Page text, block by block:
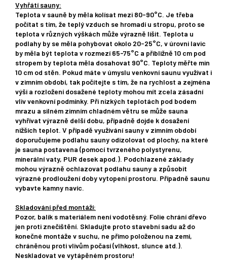
Vyhřátí sauny:
Teplota v sauně by měla kolísat mezi 80-90°C. Je třeba
počítat s tím, že teplý vzduch se hromadí u stropu, proto se
teplota v různých výškách může výrazně lišit. Teplota u
podlahy by se měla pohybovat okolo 20-25°C, v úrovni lavic
by měla být teplota v rozmezí 65-75°C a přibližně 10 cm pod
stropem by teplota měla dosahovat 90°C. Teploty měřte min
10 cm od stěn. Pokud máte v úmyslu venkovní saunu využívat i
v zimním období, tak počítejte s tím, že na rychlost a zejména
výši a rozložení dosažené teploty mohou mít zcela zásadní
vliv venkovní podmínky. Při nízkých teplotách pod bodem
mrazu a silném zimním chladném větru se může sauna
vyhřívat výrazně delší dobu, případně dojde k dosažení
nižších teplot. V případě využívání sauny v zimním období
doporučujeme podlahu sauny odizolovat od plochy, na které
je sauna postavena (pomocí tvrzeného polystyrenu,
minerální vaty, PUR desek apod.). Podchlazené základy
mohou výrazně ochlazovat podlahu sauny a způsobit
výrazné prodloužení doby vytopení prostoru. Případně saunu
vybavte kamny navíc.
Skladování před montáží:
Pozor, balík s materiálem není vodotěsný. Folie chrání dřevo
jen proti znečištění. Skladujte proto stavební sadu až do
konečné montáže v suchu, ne přímo položenou na zemi,
chráněnou proti vlivům počasí (vlhkost, slunce atd.).
Neskladovat ve vytápěném prostoru!